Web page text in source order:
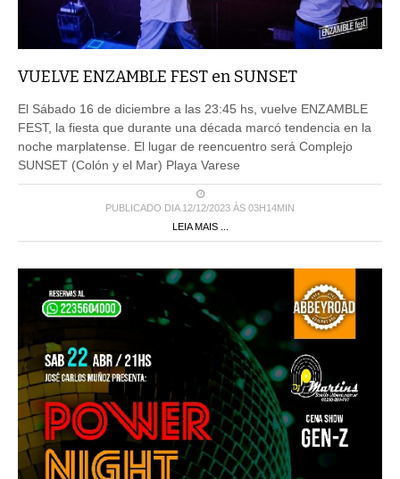
VUELVE ENZAMBLE FEST en SUNSET
El Sábado 16 de diciembre a las 23:45 hs, vuelve ENZAMBLE
FEST, la fiesta que durante una década marcó tendencia en la
noche marplatense. El lugar de reencuentro será Complejo
SUNSET (Colón y el Mar) Playa Varese
PUBLICADO DIA 12/12/2023 ÀS 03H14MIN
LEIA MAIS ...